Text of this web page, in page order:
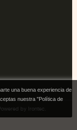
una buena experiencia de
nuestra "Política de
by Irontec.